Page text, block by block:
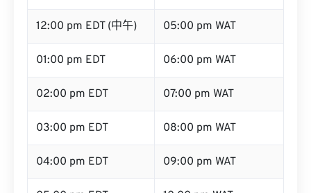
12:00 pm EDT (中午) 05:00 pm WAT
01:00 pm EDT 06:00 pm WAT
02:00 pm EDT 07:00 pm WAT
03:00 pm EDT 08:00 pm WAT
04:00 pm EDT 09:00 pm WAT